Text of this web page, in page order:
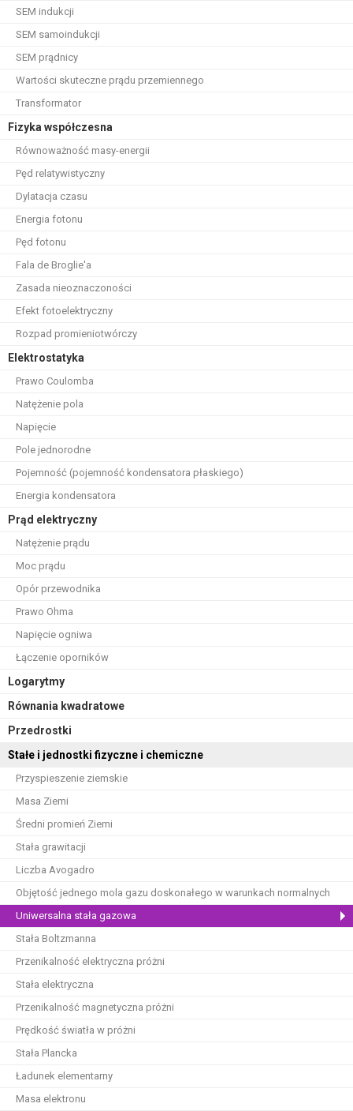
SEM indukcji
SEM samoindukcji
SEM prądnicy
Wartości skuteczne prądu przemiennego
Transformator
Fizyka współczesna
Równoważność masy-energii
Pęd relatywistyczny
Dylatacja czasu
Energia fotonu
Pęd fotonu
Fala de Broglie'a
Zasada nieoznaczoności
Efekt fotoelektryczny
Rozpad promieniotwórczy
Elektrostatyka
Prawo Coulomba
Natężenie pola
Napięcie
Pole jednorodne
Pojemność (pojemność kondensatora płaskiego)
Energia kondensatora
Prąd elektryczny
Natężenie prądu
Moc prądu
Opór przewodnika
Prawo Ohma
Napięcie ogniwa
Łączenie oporników
Logarytmy
Równania kwadratowe
Przedrostki
Stałe i jednostki fizyczne i chemiczne
Przyspieszenie ziemskie
Masa Ziemi
Średni promień Ziemi
Stała grawitacji
Liczba Avogadro
Objętość jednego mola gazu doskonałego w warunkach normalnych
Uniwersalna stała gazowa
Stała Boltzmanna
Przenikalność elektryczna próżni
Stała elektryczna
Przenikalność magnetyczna próżni
Prędkość światła w próżni
Stała Plancka
Ładunek elementarny
Masa elektronu